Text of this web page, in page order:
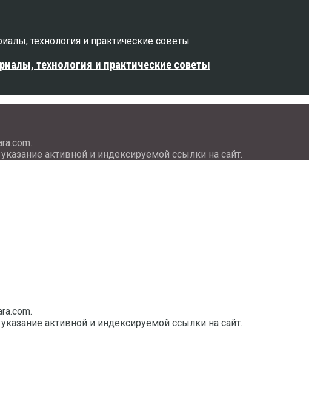
технология и практические советы
активной и индексируемой ссылки на сайт.
активной и индексируемой ссылки на сайт.